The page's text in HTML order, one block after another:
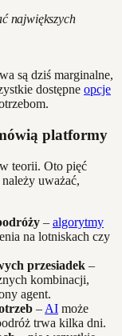
największych
są dziś marginalne,
dostępne opcje
platformy
teorii. Oto pięć
uważać,
– algorytmy
na lotniskach czy
przesiadek –
kombinacji,
agent.
– AI może
trwa kilka dni.